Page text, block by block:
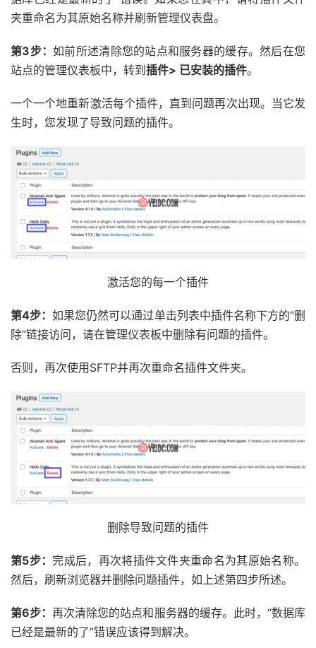
夹重命名为其原始名称并刷新管理仪表盘。
第3步：如前所述清除您的站点和服务器的缓存。然后在您
站点的管理仪表板中，转到插件> 已安装的插件。
一个一个地重新激活每个插件，直到问题再次出现。当它发
生时，您发现了导致问题的插件。
激活您的每一个插件
第4步：如果您仍然可以通过单击列表中插件名称下方的“删
除”链接访问，请在管理仪表板中删除有问题的插件。
否则，再次使用SFTP并再次重命名插件文件夹。
删除导致问题的插件
第5步： 完成后，再次将插件文件夹重命名为其原始名称。
然后，刷新浏览器并删除问题插件，如上述第四步所述。
第6步：再次清除您的站点和服务器的缓存。此时，“数据库
已经是最新的了”错误应该得到解决。